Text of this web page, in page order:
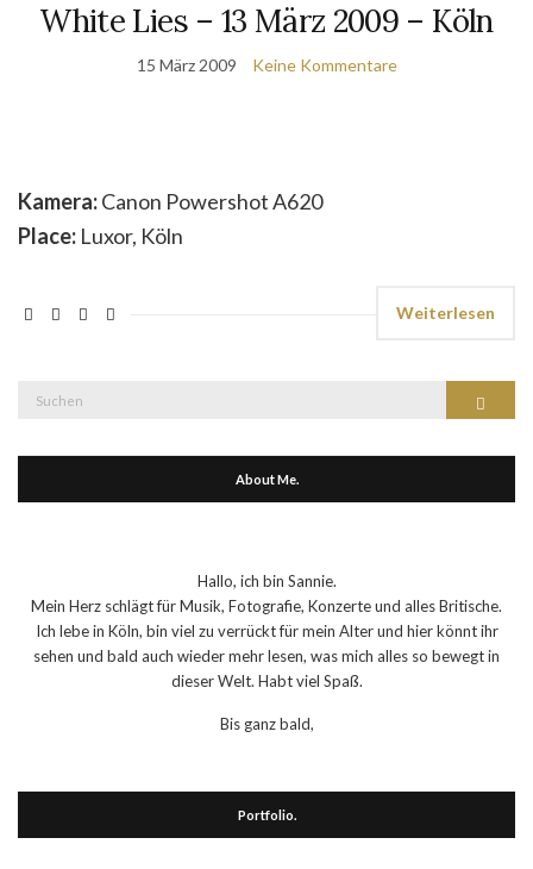
White Lies – 13 März 2009 – Köln
15 März 2009 Keine Kommentare
Kamera:Canon Powershot A620
Place: Luxor, Köln
Weiterlesen
About Me.
Hallo, ich bin Sannie.
Mein Herz schlägt für Musik, Fotografie, Konzerte und alles Britische.
Ich lebe in Köln, bin viel zu verrückt für mein Alter und hier könnt ihr
sehen und bald auch wieder mehr lesen, was mich alles so bewegt in
dieser Welt. Habt viel Spaß.
Bis ganz bald,
Portfolio.